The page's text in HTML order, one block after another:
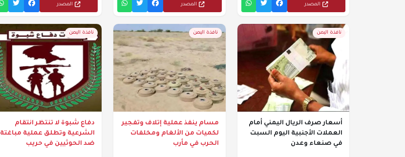
المصدر المصدر المصدر
نافذة اليمن
أسعار صرف الريال اليمني أمام
العملات الأجنبية اليوم السبت
في صنعاء وعدن
نافذة اليمن
مسام ينفذ عملية إتلاف وتفجير
لكميات من الألغام ومخلفات
الحرب في مأرب
نافذة اليمن
دفاع شبوة لا تنتظر انتقام
الشرعية وتطلق عملية مباغتة
ضد الحوثيين في حريب